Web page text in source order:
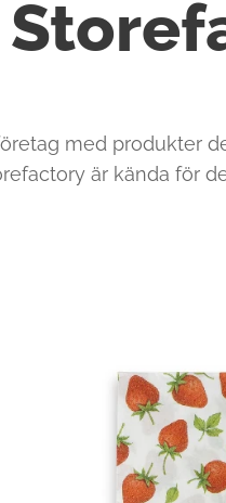
med produkter
är kända för